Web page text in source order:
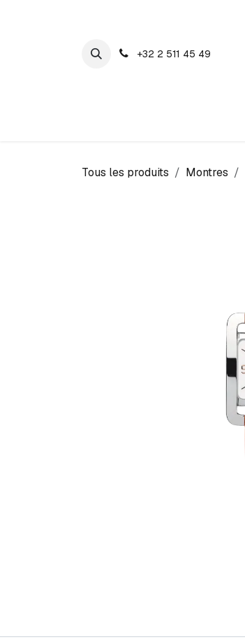
+32 2 511 45 49
Tous les produits Montres